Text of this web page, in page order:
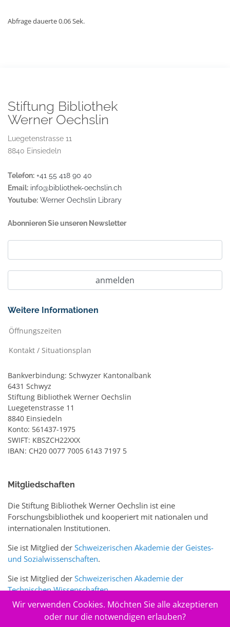
Abfrage dauerte 0.06 Sek.
Stiftung Bibliothek
Werner Oechslin
Luegetenstrasse 11
8840 Einsiedeln
Telefon: +41 55 418 90 40
Email: info@bibliothek-oechslin.ch
Youtube: Werner Oechslin Library
Abonnieren Sie unseren Newsletter
Weitere Informationen
Öffnungszeiten
Kontakt / Situationsplan
Bankverbindung: Schwyzer Kantonalbank
6431 Schwyz
Stiftung Bibliothek Werner Oechslin
Luegetenstrasse 11
8840 Einsiedeln
Konto: 561437-1975
SWIFT: KBSZCH22XXX
IBAN: CH20 0077 7005 6143 7197 5
Mitgliedschaften
Die Stiftung Bibliothek Werner Oechslin ist eine
Forschungsbibliothek und kooperiert mit nationalen und
internationalen Institutionen.
Sie ist Mitglied der Schweizerischen Akademie der Geistes-
und Sozialwissenschaften.
Sie ist Mitglied der Schweizerischen Akademie der
Technischen Wissenschaften.
Sie ist zudem Mitglied des Schweizer Portalswww.sciences-
Wir verwenden Cookies. Möchten Sie alle akzeptieren
oder nur die notwendigen erlauben?